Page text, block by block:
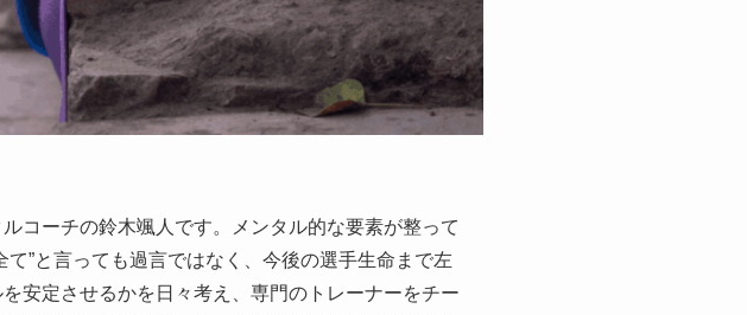
コーチの鈴木颯人です。メンタル的な要素が整って
”と言っても過言ではなく、今後の選手生命まで左
安定させるかを日々考え、専門のトレーナーをチー